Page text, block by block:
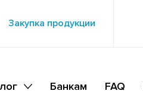
Закупка продукции
Банкам FAQ